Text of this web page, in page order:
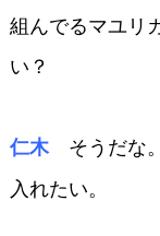
組んでるマユリ
い？
仁木そうだな。
入れたい。